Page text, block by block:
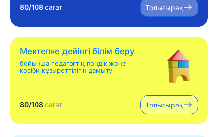
80/108сағат Толығырақ
Мектепке дейінгі білім беру
бойынша педагогтің пәндік және
кәсіби құзыреттілігін дамыту
80/108сағат Толығырақ